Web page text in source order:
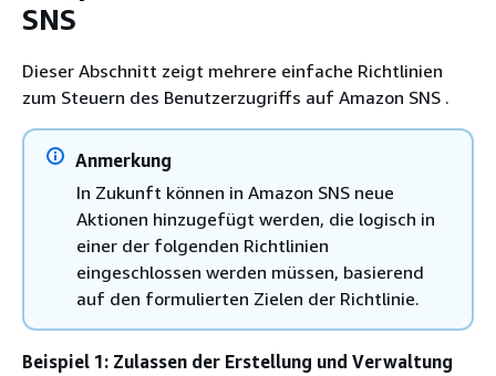
SNS
Dieser Abschnitt zeigt mehrere einfache Richtlinien
zum Steuern des Benutzerzugriffs auf Amazon SNS .
Anmerkung
In Zukunft können in Amazon SNS neue
Aktionen hinzugefügt werden, die logisch in
einer der folgenden Richtlinien
eingeschlossen werden müssen, basierend
auf den formulierten Zielen der Richtlinie.
Beispiel 1: Zulassen der Erstellung und Verwaltung